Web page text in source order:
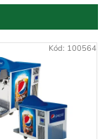
Kód: 100564